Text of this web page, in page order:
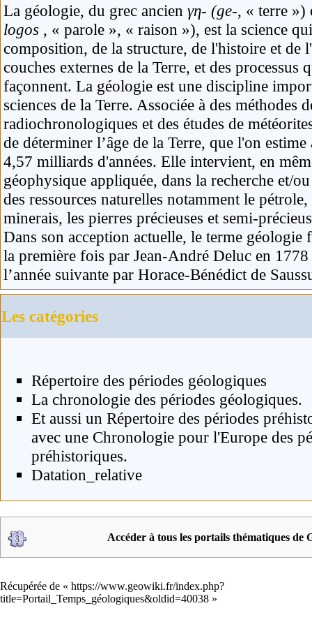
La géologie, du grec ancien γη- (ge-, « terre »)
logos , « parole », « raison »), est la science
composition, de la structure, de l'histoire et de
couches externes de la Terre, et des processus
façonnent. La géologie est une discipline
sciences de la Terre. Associée à des méthodes
radiochronologiques et des études de
de déterminer l’âge de la Terre, que l'on estime
4,57 milliards d'années. Elle intervient, en
géophysique appliquée, dans la recherche et/
des ressources naturelles notamment le pétrole
minerais, les pierres précieuses et semi-
Dans son acception actuelle, le terme
la première fois par Jean-André Deluc en
l’année suivante par Horace-Bénédict de
Les catégories
Répertoire des périodes géologiques
La chronologie des périodes géologiques.
Et aussi un Répertoire des périodes
avec une Chronologie pour l'Europe des
préhistoriques.
Datation_relative
Accéder à tous les portails thématiques de
Récupérée de « https://www.geowiki.fr/index.php?
title=Portail_Temps_géologiques&oldid=40038 »